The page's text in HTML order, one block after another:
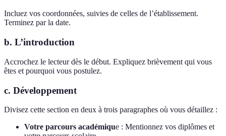
Incluez vos coordonnées, suivies de celles de l’établissement.
Terminez par la date.
b. L’introduction
Accrochez le lecteur dès le début. Expliquez brièvement qui vous
êtes et pourquoi vous postulez.
c. Développement
Divisez cette section en deux à trois paragraphes où vous détaillez :
Votre parcours académique : Mentionnez vos diplômes et